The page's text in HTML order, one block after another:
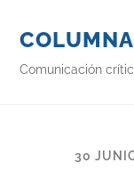
Comunicación
30